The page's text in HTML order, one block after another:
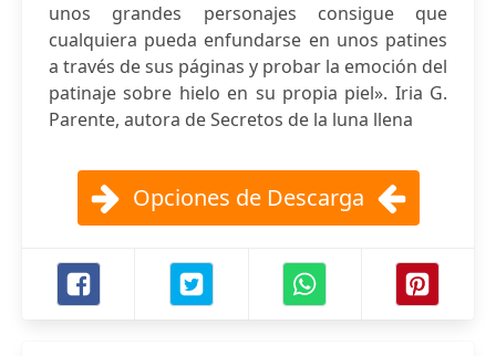
unos grandes personajes consigue que
cualquiera pueda enfundarse en unos patines
a través de sus páginas y probar la emoción del
patinaje sobre hielo en su propia piel». Iria G.
Parente, autora de Secretos de la luna llena
Opciones de Descarga